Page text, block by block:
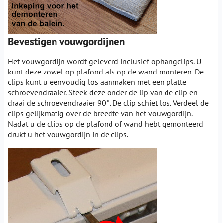
Bevestigen vouwgordijnen
Het vouwgordijn wordt geleverd inclusief ophangclips. U
kunt deze zowel op plafond als op de wand monteren. De
clips kunt u eenvoudig los aanmaken met een platte
schroevendraaier. Steek deze onder de lip van de clip en
draai de schroevendraaier 90°. De clip schiet los. Verdeel de
clips gelijkmatig over de breedte van het vouwgordijn.
Nadat u de clips op de plafond of wand hebt gemonteerd
drukt u het vouwgordijn in de clips.